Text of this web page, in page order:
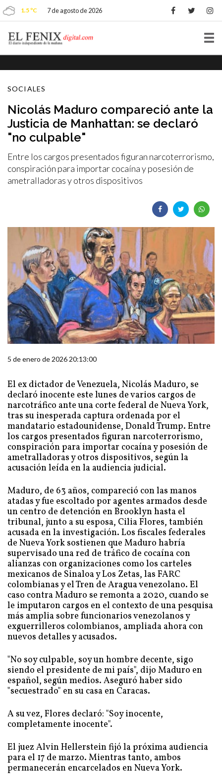
1.5 ºC 7 de agosto de 2026
SOCIALES
Nicolás Maduro compareció ante la
Justicia de Manhattan: se declaró
"no culpable"
Entre los cargos presentados figuran narcoterrorismo,
conspiración para importar cocaína y posesión de
ametralladoras y otros dispositivos
5 de enero de 2026 20:13:00
El ex dictador de Venezuela, Nicolás Maduro, se
declaró inocente este lunes de varios cargos de
narcotráfico ante una corte federal de Nueva York,
tras su inesperada captura ordenada por el
mandatario estadounidense, Donald Trump. Entre
los cargos presentados figuran narcoterrorismo,
conspiración para importar cocaína y posesión de
ametralladoras y otros dispositivos, según la
acusación leída en la audiencia judicial.
Maduro, de 63 años, compareció con las manos
atadas y fue escoltado por agentes armados desde
un centro de detención en Brooklyn hasta el
tribunal, junto a su esposa, Cilia Flores, también
acusada en la investigación. Los fiscales federales
de Nueva York sostienen que Maduro habría
supervisado una red de tráfico de cocaína con
alianzas con organizaciones como los carteles
mexicanos de Sinaloa y Los Zetas, las FARC
colombianas y el Tren de Aragua venezolano. El
caso contra Maduro se remonta a 2020, cuando se
le imputaron cargos en el contexto de una pesquisa
más amplia sobre funcionarios venezolanos y
exguerrilleros colombianos, ampliada ahora con
nuevos detalles y acusados.
"No soy culpable, soy un hombre decente, sigo
siendo el presidente de mi país", dijo Maduro en
español, según medios. Aseguró haber sido
"secuestrado" en su casa en Caracas.
A su vez, Flores declaró: "Soy inocente,
completamente inocente".
El juez Alvin Hellerstein fijó la próxima audiencia
para el 17 de marzo. Mientras tanto, ambos
permanecerán encarcelados en Nueva York.